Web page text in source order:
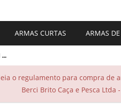
ARMAS CURTAS ARMAS
o regulamento para compra de
Berci Brito Caça e Pesca Ltda